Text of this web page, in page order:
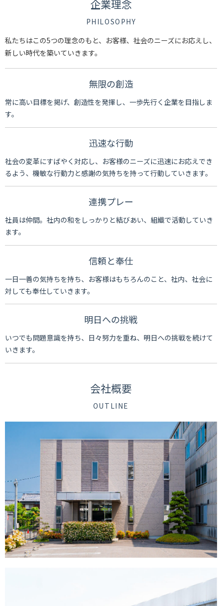
企業理念
PHILOSOPHY
私たちはこの5つの理念のもと、お客様、社会のニーズにお応えし、
新しい時代を築いていきます。
無限の創造
常に高い目標を掲げ、創造性を発揮し、一歩先行く企業を目指しま
す。
迅速な行動
社会の変革にすばやく対応し、お客様のニーズに迅速にお応えでき
るよう、 機敏な行動力と感謝の気持ちを持って行動していきます。
連携プレー
社員は仲間。社内の和をしっかりと結びあい、組織で活動していき
ます。
信頼と奉仕
一日一善の気持ちを持ち、お客様はもちろんのこと、社内、社会に
対しても奉仕していきます。
明日への挑戦
いつでも問題意識を持ち、日々努力を重ね、明日への挑戦を続けて
いきます。
会社概要
OUTLINE